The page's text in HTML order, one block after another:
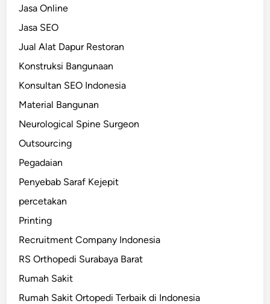
Jasa Online
Jasa SEO
Jual Alat Dapur Restoran
Konstruksi Bangunaan
Konsultan SEO Indonesia
Material Bangunan
Neurological Spine Surgeon
Outsourcing
Pegadaian
Penyebab Saraf Kejepit
percetakan
Printing
Recruitment Company Indonesia
RS Orthopedi Surabaya Barat
Rumah Sakit
Rumah Sakit Ortopedi Terbaik di Indonesia